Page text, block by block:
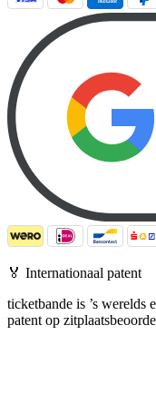
🏅 Internationaal patent
ticketbande is ’s werelds
patent op